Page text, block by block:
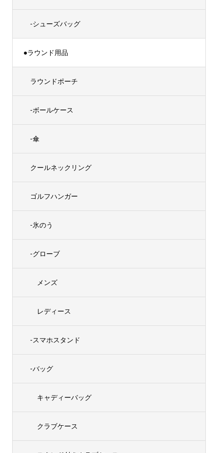
-シューズバッグ
●ラウンド用品
ラウンドポーチ
-ボールケース
-傘
クールネックリング
ゴルフハンガー
-氷のう
-グローブ
メンズ
レディース
-スマホスタンド
-バッグ
キャディーバッグ
クラブケース